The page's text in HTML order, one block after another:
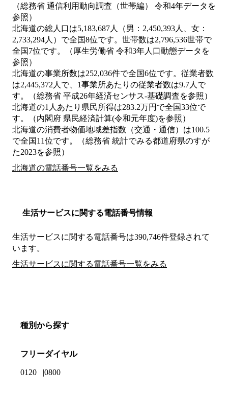
（総務省 通信利用動向調査（世帯編） 令和4年データを
参照）
北海道の総人口は5,183,687人（男：2,450,393人、女：
2,733,294人）で全国8位です。世帯数は2,796,536世帯で
全国7位です。（厚生労働省 令和3年人口動態データを
参照）
北海道の事業所数は252,036件で全国6位です。従業者数
は2,445,372人で、1事業所あたりの従業者数は9.7人で
す。（総務省 平成26年経済センサス‐基礎調査を参照）
北海道の1人あたり県民所得は283.2万円で全国33位で
す。（内閣府 県民経済計算(令和元年度)を参照）
北海道の消費者物価地域差指数（交通・通信）は100.5
で全国11位です。（総務省 統計でみる都道府県のすが
た2023を参照）
北海道の電話番号一覧をみる
生活サービスに関する電話番号情報
生活サービスに関する電話番号は390,746件登録されて
います。
生活サービスに関する電話番号一覧をみる
種別から探す
フリーダイヤル
0120 0800